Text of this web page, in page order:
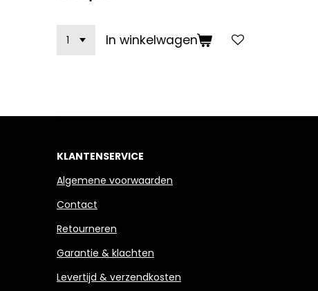
In winkelwagen
KLANTENSERVICE
Algemene voorwaarden
Contact
Retourneren
Garantie & klachten
Levertijd & verzendkosten